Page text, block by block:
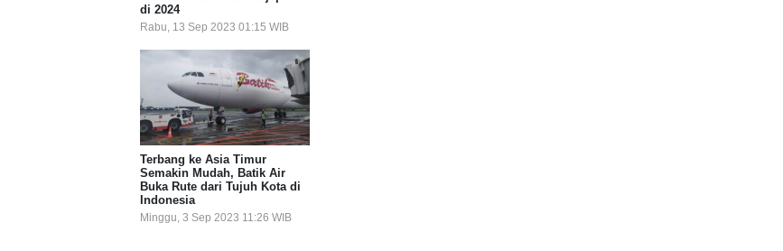
di 2024
Rabu, 13 Sep 2023 01:15 WIB
Terbang ke Asia Timur
Semakin Mudah, Batik Air
Buka Rute dari Tujuh Kota di
Indonesia
Minggu, 3 Sep 2023 11:26 WIB